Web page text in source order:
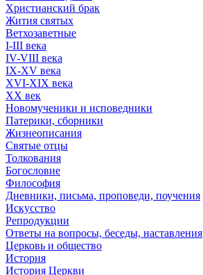
Христианский брак
Жития святых
Ветхозаветные
I-III века
IV-VIII века
IX-XV века
XVI-XIX века
XX век
Новомученики и исповедники
Патерики, сборники
Жизнеописания
Святые отцы
Толкования
Богословие
Философия
Дневники, письма, проповеди, поучения
Искусство
Репродукции
Ответы на вопросы, беседы, наставления
Церковь и общество
История
История Церкви